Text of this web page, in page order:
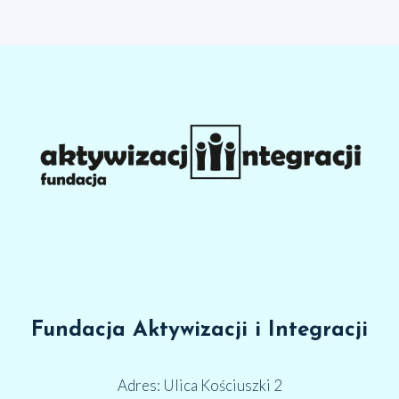
Fundacja Aktywizacji i Integracji
Adres: Ulica Kościuszki 2